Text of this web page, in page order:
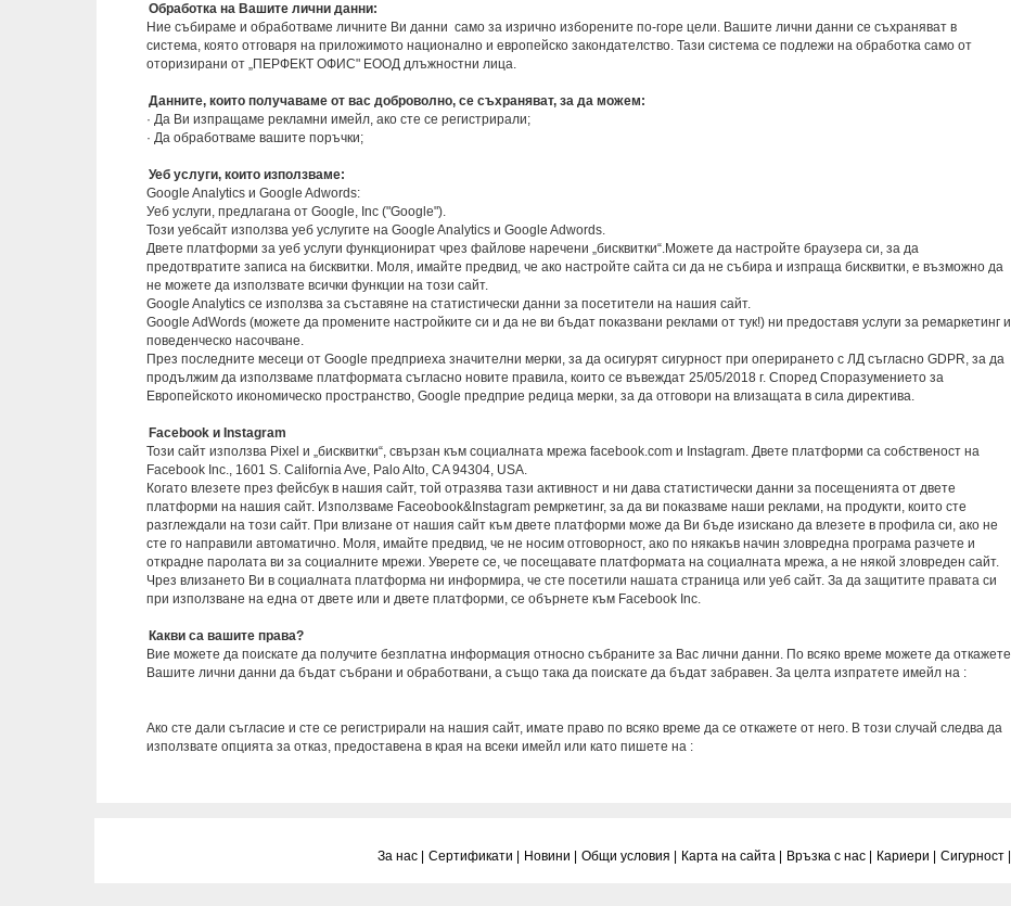
Обработка на Вашите лични данни:
Ние събираме и обработваме личните Ви данни само за изрично изборените по-горе цели. Вашите лични данни се съхраняват в
система, която отговаря на приложимото национално и европейско закондателство. Тази система се подлежи на обработка само от
оторизирани от „ПЕРФЕКТ ОФИС" ЕООД длъжностни лица.
Данните, които получаваме от вас доброволно, се съхраняват, за да можем:
· Да Ви изпращаме рекламни имейл, ако сте се регистрирали;
· Да обработваме вашите поръчки;
Уеб услуги, които използваме:
Google Analytics и Google Adwords:
Уеб услуги, предлагана от Google, Inc ("Google").
Този уебсайт използва уеб услугите на Google Analytics и Google Adwords.
Двете платформи за уеб услуги функционират чрез файлове наречени „бисквитки“.Можете да настройте браузера си, за да
предотвратите записа на бисквитки. Моля, имайте предвид, че ако настройте сайта си да не събира и изпраща бисквитки, е възможно да
не можете да използвате всички функции на този сайт.
Google Analytics се използва за съставяне на статистически данни за посетители на нашия сайт.
Google AdWords (можете да промените настройките си и да не ви бъдат показвани реклами от тук!) ни предоставя услуги за ремаркетинг и
поведенческо насочване.
През последните месеци от Google предприеха значителни мерки, за да осигурят сигурност при оперирането с ЛД съгласно GDPR, за да
продължим да използваме платформата съгласно новите правила, които се въвеждат 25/05/2018 г. Според Споразумението за
Европейското икономическо пространство, Google предприе редица мерки, за да отговори на влизащата в сила директива.
Facebook и Instagram
Този сайт използва Pixel и „бисквитки“, свързан към социалната мрежа facebook.com и Instagram. Двете платформи са собственост на
Facebook Inc., 1601 S. California Ave, Palo Alto, CA 94304, USA.
Когато влезете през фейсбук в нашия сайт, той отразява тази активност и ни дава статистически данни за посещенията от двете
платформи на нашия сайт. Използваме Faceobook&Instagram ремркетинг, за да ви показваме наши реклами, на продукти, които сте
разглеждали на този сайт. При влизане от нашия сайт към двете платформи може да Ви бъде изискано да влезете в профила си, ако не
сте го направили автоматично. Моля, имайте предвид, че не носим отговорност, ако по някакъв начин зловредна програма разчете и
открадне паролата ви за социалните мрежи. Уверете се, че посещавате платформата на социалната мрежа, а не някой зловреден сайт.
Чрез влизането Ви в социалната платформа ни информира, че сте посетили нашата страница или уеб сайт. За да защитите правата си
при използване на една от двете или и двете платформи, се обърнете към Facebook Inc.
Какви са вашите права?
Вие можете да поискате да получите безплатна информация относно събраните за Вас лични данни. По всяко време можете да откажете
Вашите лични данни да бъдат събрани и обработвани, а също така да поискате да бъдат забравен. За целта изпратете имейл на :
Ако сте дали съгласие и сте се регистрирали на нашия сайт, имате право по всяко време да се откажете от него. В този случай следва да
използвате опцията за отказ, предоставена в края на всеки имейл или като пишете на :
За нас | Сертификати | Новини | Общи условия | Карта на сайта | Връзка с нас | Кариери | Сигурност |